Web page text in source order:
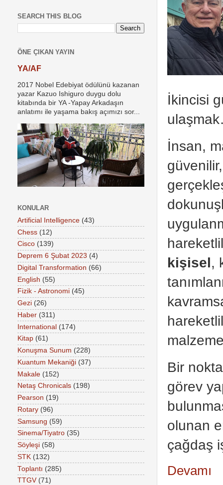
İkincisi
İnsan,
kişisel,
Bir
görev
olunan
çağdaş
Devamı
SEARCH THIS BLOG
ÖNE ÇIKAN YAYIN
YA/AF
2017 Nobel Edebiyat ödülünü kazanan
yazar Kazuo Ishiguro duygu dolu
kitabında bir YA -Yapay Arkadaşın
anlatımı ile yaşama bakış açımızı sor...
KONULAR
Artificial Intelligence (43)
Chess (12)
Cisco (139)
Deprem 6 Şubat 2023 (4)
Digital Transformation (66)
English (55)
Fizik - Astronomi (45)
Gezi (26)
Haber (311)
International (174)
Kitap (61)
Konuşma Sunum (228)
Kuantum Mekaniği (37)
Makale (152)
Netaş Chronicals (198)
Pearson (19)
Rotary (96)
Samsung (59)
Sinema/Tiyatro (35)
Söyleşi (58)
STK (132)
Toplantı (285)
TTGV (71)